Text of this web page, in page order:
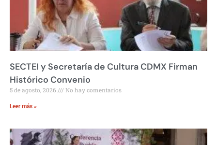
SECTEI y Secretaría de Cultura CDMX Firman
Histórico Convenio
5 de agosto, 2026 No hay comentarios
Leer más »